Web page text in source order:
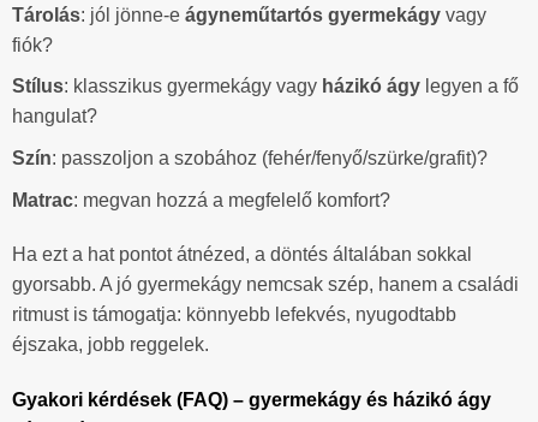
Tárolás: jól jönne-e ágyneműtartós gyermekágy vagy
fiók?
Stílus: klasszikus gyermekágy vagy házikó ágy legyen a fő
hangulat?
Szín: passzoljon a szobához (fehér/fenyő/szürke/grafit)?
Matrac: megvan hozzá a megfelelő komfort?
Ha ezt a hat pontot átnézed, a döntés általában sokkal
gyorsabb. A jó gyermekágy nemcsak szép, hanem a családi
ritmust is támogatja: könnyebb lefekvés, nyugodtabb
éjszaka, jobb reggelek.
Gyakori kérdések (FAQ) – gyermekágy és házikó ágy